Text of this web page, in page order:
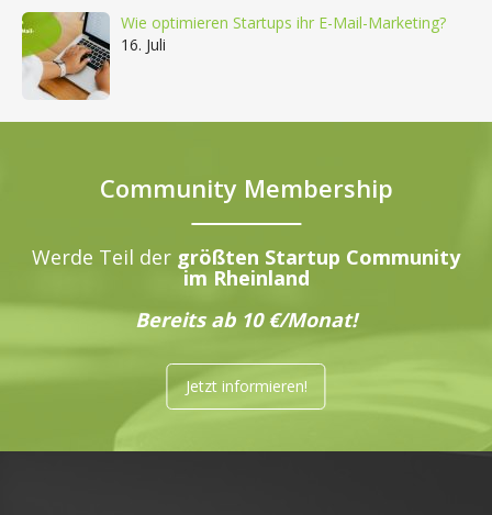
Wie optimieren Startups ihr E-Mail-Marketing?
16. Juli
Community Membership
Werde Teil der größten Startup Community
im Rheinland
Bereits ab 10 €/Monat!
Jetzt informieren!